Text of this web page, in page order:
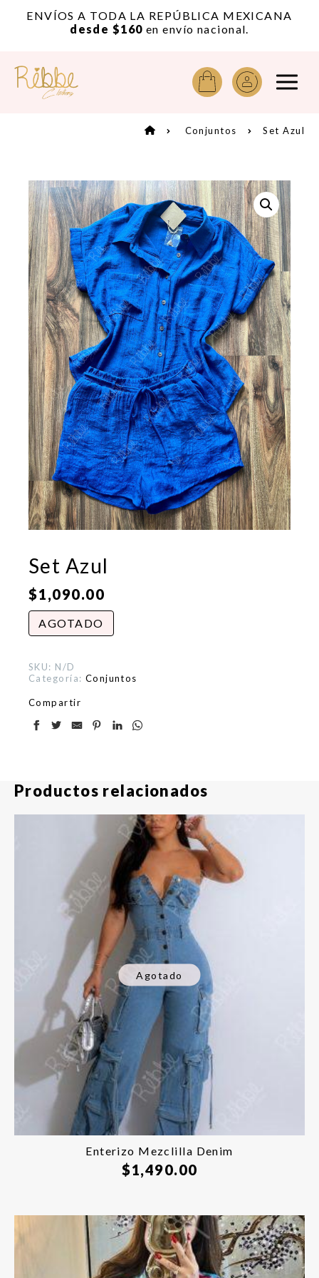
ENVÍOS A TODA LA REPÚBLICA MEXICANA
desde $160 en envío nacional.
Conjuntos Set Azul
Set Azul
$1,090.00
AGOTADO
SKU: N/D
Categoría: Conjuntos
Compartir
Productos relacionados
Agotado
Enterizo Mezclilla Denim
$1,490.00